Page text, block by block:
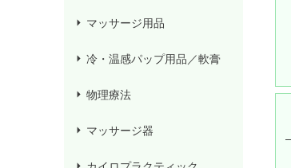
マッサージ用品
冷・温感パップ用品／軟膏
物理療法
マッサージ器